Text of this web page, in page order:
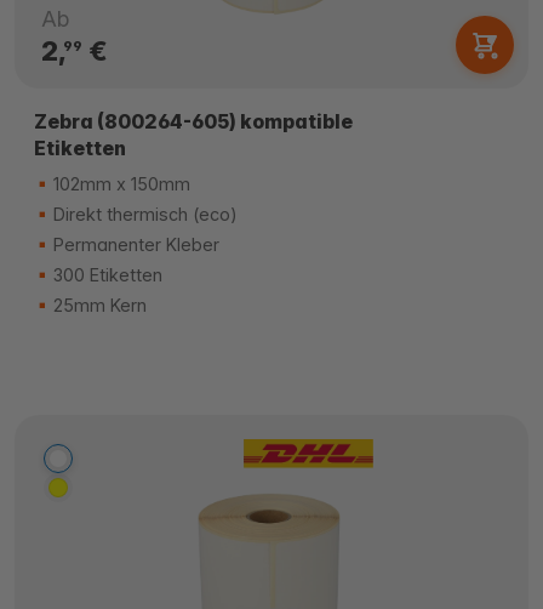
Ab
2,99 €
Zebra (800264-605) kompatible
Etiketten
102mm x 150mm
Direkt thermisch (eco)
Permanenter Kleber
300 Etiketten
25mm Kern